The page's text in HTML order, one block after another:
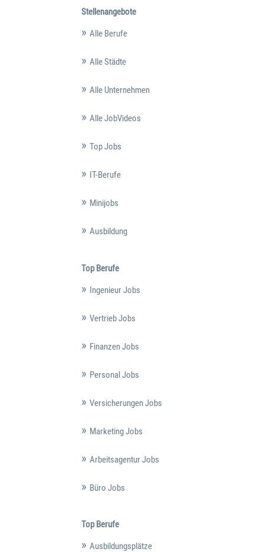
Stellenangebote
Alle Berufe
Alle Städte
Alle Unternehmen
Alle JobVideos
Top Jobs
IT-Berufe
Minijobs
Ausbildung
Top Berufe
Ingenieur Jobs
Vertrieb Jobs
Finanzen Jobs
Personal Jobs
Versicherungen Jobs
Marketing Jobs
Arbeitsagentur Jobs
Büro Jobs
Top Berufe
Ausbildungsplätze